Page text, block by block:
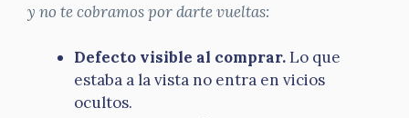
y no te cobramos por darte vueltas:
Defecto visible al comprar.Lo que
estaba a la vista no entra en vicios
ocultos.